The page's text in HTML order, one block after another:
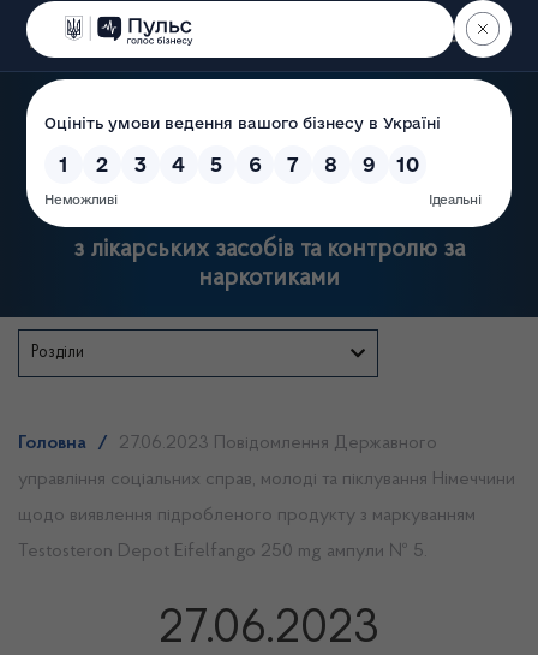
Пошук
Державна служба України
з лікарських засобів та контролю за
наркотиками
Розділи
Головна /
27.06.2023 Повідомлення Державного
управління соціальних справ, молоді та піклування Німеччини
щодо виявлення підробленого продукту з маркуванням
Testosteron Depot Eifelfango 250 mg ампули № 5.
27.06.2023